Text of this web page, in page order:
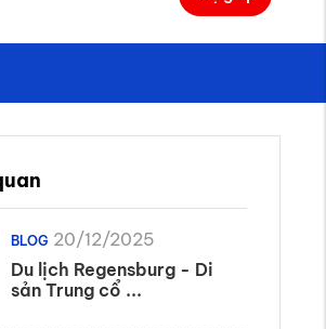
BLOG 20/12/2025
Du lịch Regensburg - Di
sản Trung cổ ...